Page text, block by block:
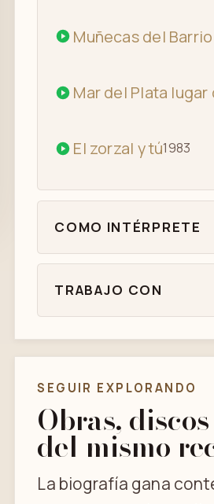
Muñecas del
Mar del Plata
El zorzal y tú1983
COMO INTÉRPRETE
TRABAJO CON
SEGUIR EXPLORANDO
Obras,
del mismo
La biografía gana